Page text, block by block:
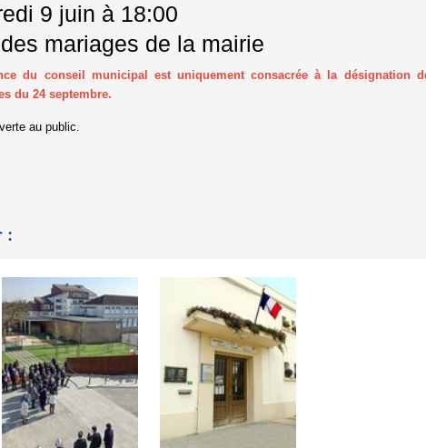
9 juin à 18:00
mariages de la mairie
du conseil municipal est uniquement consacrée à la désignation
du 24 septembre.
au public.
: